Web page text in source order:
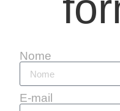
Nome
E-mail